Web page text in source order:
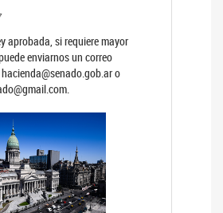
aprobada, si requiere mayor
enviarnos un correo
o